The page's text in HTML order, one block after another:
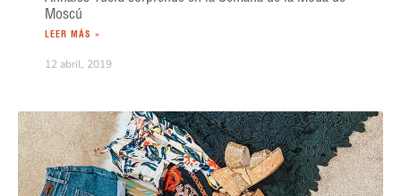
Moscú
LEER MÁS »
12 abril, 2019